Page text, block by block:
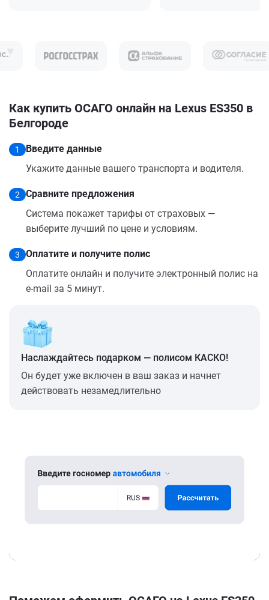
Как купить ОСАГО онлайн на Lexus ES350 в
Белгороде
1
Введите данные
Укажите данные вашего транспорта и водителя.
2
Сравните предложения
Система покажет тарифы от страховых —
выберите лучший по цене и условиям.
3
Оплатите и получите полис
Оплатите онлайн и получите электронный полис на
e-mail за 5 минут.
Наслаждайтесь подарком — полисом КАСКО!
Он будет уже включен в ваш заказ и начнет
действовать незамедлительно